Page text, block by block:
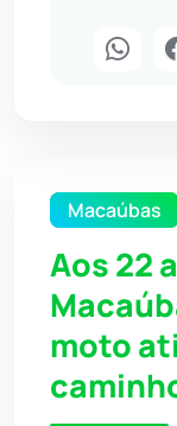
Macaúbas
Aos 22
moto